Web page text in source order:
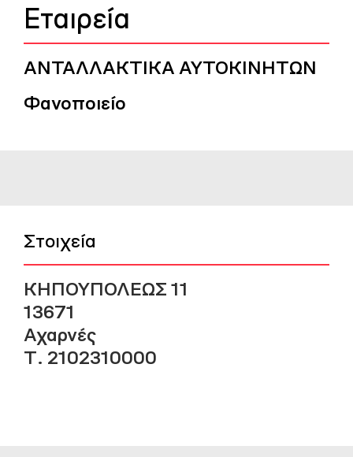
Εταιρεία
ΑΝΤΑΛΛΑΚΤΙΚΑ ΑΥΤΟΚΙΝΗΤΩΝ
Φανοποιείο
Στοιχεία
ΚΗΠΟΥΠΟΛΕΩΣ 11
13671
Αχαρνές
Τ. 2102310000